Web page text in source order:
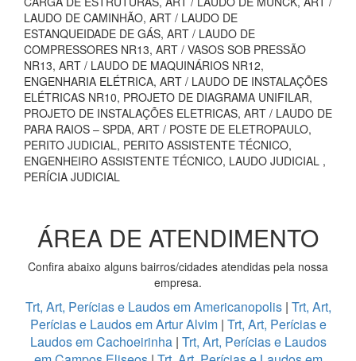
LAUDO DE CAMINHÃO, ART / LAUDO DE
ESTANQUEIDADE DE GÁS, ART / LAUDO DE
COMPRESSORES NR13, ART / VASOS SOB PRESSÃO
NR13, ART / LAUDO DE MAQUINÁRIOS NR12,
ENGENHARIA ELÉTRICA, ART / LAUDO DE INSTALAÇÕES
ELÉTRICAS NR10, PROJETO DE DIAGRAMA UNIFILAR,
PROJETO DE INSTALAÇÕES ELETRICAS, ART / LAUDO DE
PARA RAIOS – SPDA, ART / POSTE DE ELETROPAULO,
PERITO JUDICIAL, PERITO ASSISTENTE TÉCNICO,
ENGENHEIRO ASSISTENTE TÉCNICO, LAUDO JUDICIAL ,
PERÍCIA JUDICIAL
ÁREA DE ATENDIMENTO
Confira abaixo alguns bairros/cidades atendidas pela nossa
empresa.
Trt, Art, Perícias e Laudos em Americanopolis | Trt, Art,
Perícias e Laudos em Artur Alvim | Trt, Art, Perícias e
Laudos em Cachoeirinha| Trt, Art, Perícias e Laudos